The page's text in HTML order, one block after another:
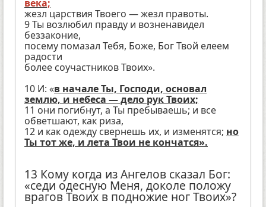
века;
жезл царствия Твоего — жезл правоты.
9 Ты возлюбил правду и возненавидел
беззаконие,
посему помазал Тебя, Боже, Бог Твой елеем
радости
более соучастников Твоих».
10 И: «в начале Ты, Господи, основал
землю, и небеса — дело рук Твоих;
11 они погибнут, а Ты пребываешь; и все
обветшают, как риза,
12 и как одежду свернешь их, и изменятся; но
Ты тот же, и лета Твои не кончатся».
13 Кому когда из Ангелов сказал Бог:
«седи одесную Меня, доколе положу
врагов Твоих в подножие ног Твоих»?